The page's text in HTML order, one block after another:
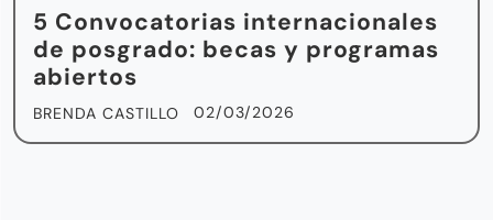
5 Convocatorias internacionales
de posgrado: becas y programas
abiertos
BRENDA CASTILLO 02/03/2026